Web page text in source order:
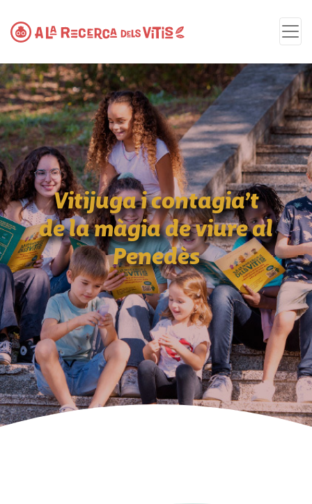
Vitijuga i contagia’t
de la màgia de viure al
Penedès